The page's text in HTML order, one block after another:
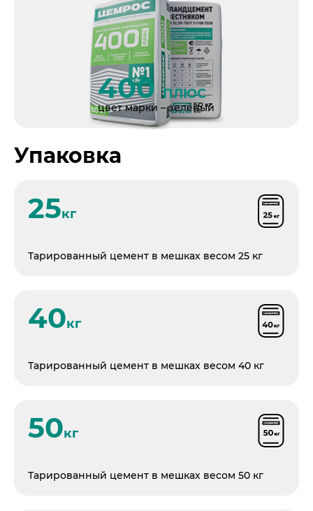
400ПЛЮС
цвет марки – зелёный
Упаковка
25кг
Тарированный цемент в мешках весом 25 кг
40кг
Тарированный цемент в мешках весом 40 кг
50кг
Тарированный цемент в мешках весом 50 кг
Пресса о нас